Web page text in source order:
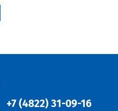
+7 (4822) 31-09-16